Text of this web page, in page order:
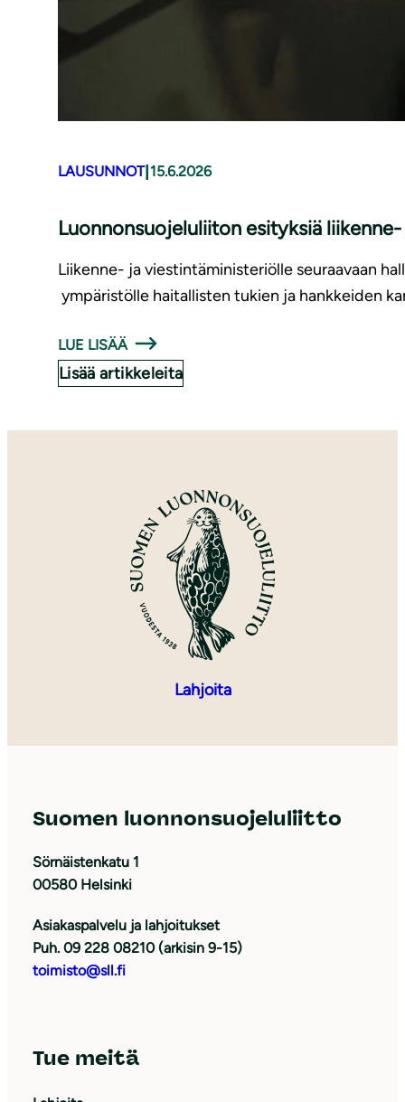
LAUSUNNOT|15.6.2026
Luonnonsuojeluliiton esityksiä
Liikenne- ja viestintäministeriölle seuraavaan
ympäristölle haitallisten tukien ja hankkeiden
LUE LISÄÄ
Lisää artikkeleita
Lahjoita
Suomen luonnonsuojeluliitto
Sörnäistenkatu 1
00580 Helsinki
Asiakaspalvelu ja lahjoitukset
Puh. 09 228 08210 (arkisin 9-15)
toimisto@sll.fi
Tue meitä